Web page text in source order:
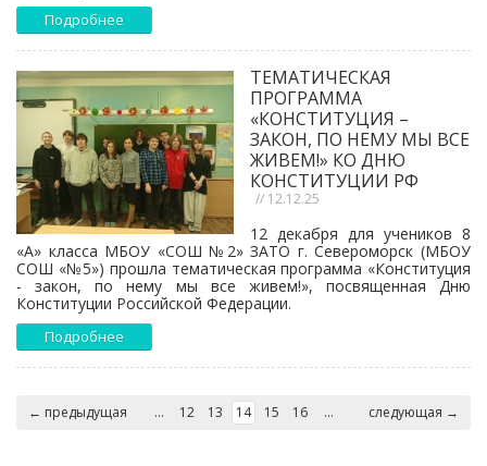
Подробнее
ТЕМАТИЧЕСКАЯ
ПРОГРАММА
«КОНСТИТУЦИЯ –
ЗАКОН, ПО НЕМУ МЫ ВСЕ
ЖИВЕМ!» КО ДНЮ
КОНСТИТУЦИИ РФ
// 12.12.25
12 декабря для учеников 8
«А» класса МБОУ «СОШ №2» ЗАТО г. Североморск (МБОУ
СОШ «№5») прошла тематическая программа «Конституция
- закон, по нему мы все живем!», посвященная Дню
Конституции Российской Федерации.
Подробнее
← предыдущая ... 12 13 14 15 16 ... следующая →